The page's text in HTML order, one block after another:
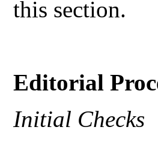
this section.
Editorial
Initial Checks